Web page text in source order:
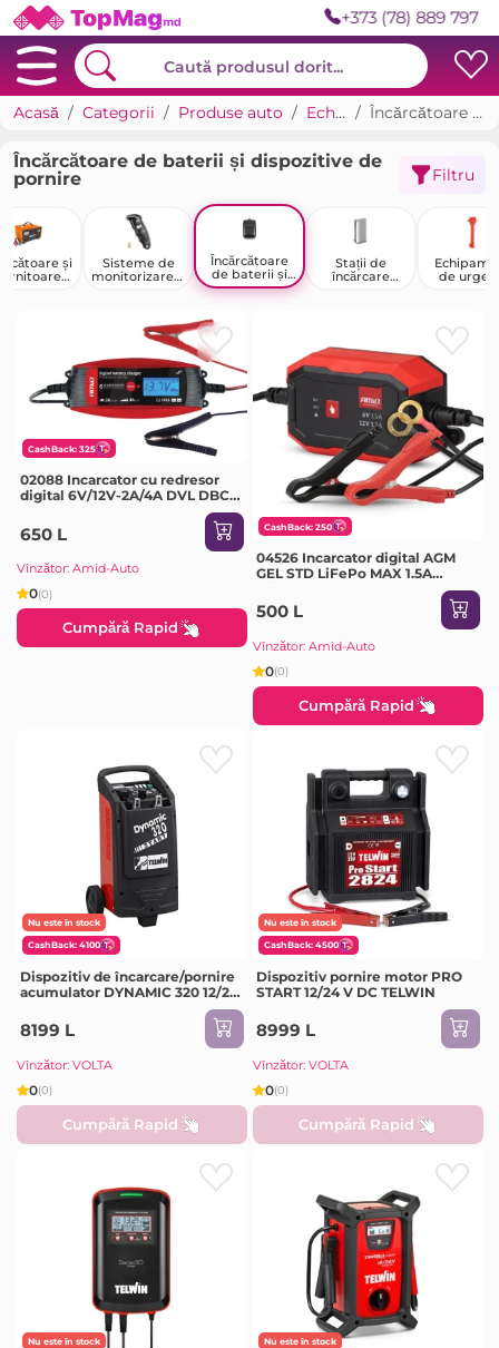
+373 (78) 889 797
Acasă Categorii Produse auto Echipamente auto Încărcătoare de baterii și dispozitive de pornire
Încărcătoare de baterii și dispozitive de
pornire
Filtru
și
Sisteme de
monitorizare a
Încărcătoare
de baterii și
dispozitive de
Stații de
încărcare
de
CashBack: 325
02088 Incarcator cu redresor
digital 6V/12V-2A/4A DVL DBC-
650 L
Vînzător: Amid-Auto
0(0)
Cumpără Rapid
CashBack: 250
04526 Incarcator digital AGM
GEL STD LiFePo MAX 1.5A
500 L
Vînzător: Amid-Auto
0(0)
Cumpără Rapid
Nu este în stock
CashBack: 4100
Dispozitiv de încarcare/pornire
acumulator DYNAMIC 320 12/24
8199 L
Vînzător: VOLTA
0(0)
Cumpără Rapid
Nu este în stock
CashBack: 4500
Dispozitiv pornire motor PRO
START 12/24 V DC TELWIN
8999 L
Vînzător: VOLTA
0(0)
Cumpără Rapid
Nu este în stock Nu este în stock